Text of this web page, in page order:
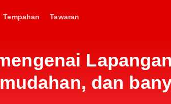
Tempahan Tawaran
dan